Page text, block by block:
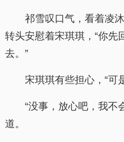
祁雪叹口气，看着凌
转头安慰着宋琪琪，“你先
去。”
宋琪琪有些担心，“
“没事，放心吧，我不
道。